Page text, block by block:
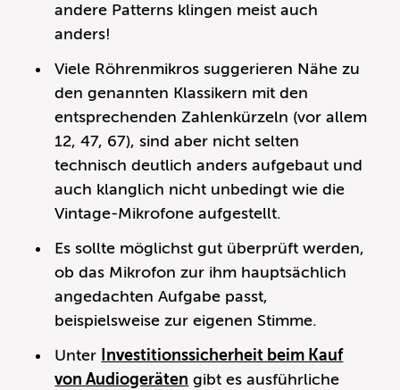
andere Patterns klingen meist auch
anders!
Viele Röhrenmikros suggerieren Nähe zu
den genannten Klassikern mit den
entsprechenden Zahlenkürzeln (vor allem
12, 47, 67), sind aber nicht selten
technisch deutlich anders aufgebaut und
auch klanglich nicht unbedingt wie die
Vintage-Mikrofone aufgestellt.
Es sollte möglichst gut überprüft werden,
ob das Mikrofon zur ihm hauptsächlich
angedachten Aufgabe passt,
beispielsweise zur eigenen Stimme.
Unter Investitionssicherheit beim Kauf
von Audiogeräten gibt es ausführliche